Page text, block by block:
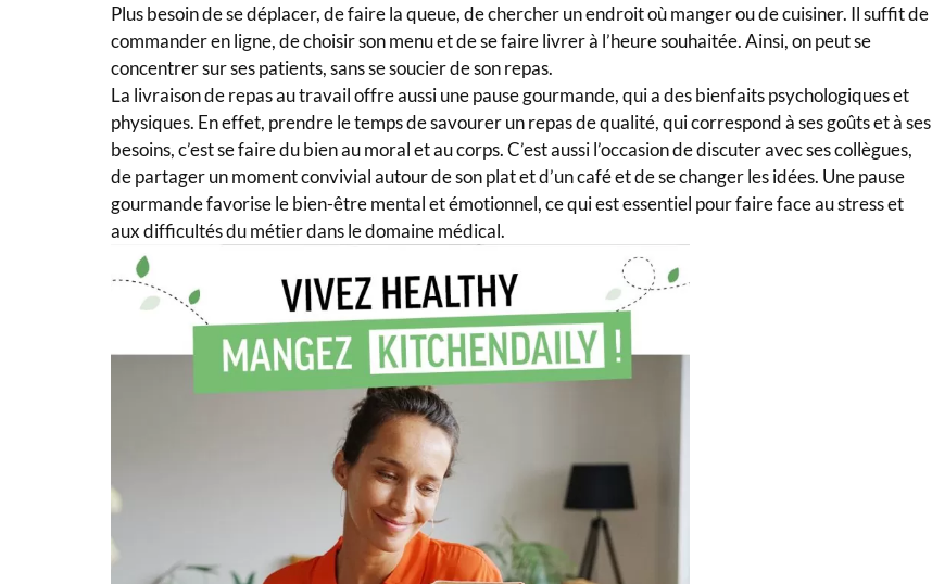
Plus besoin de se déplacer, de faire la queue, de chercher un endroit où manger ou de cuisiner. Il suffit de
commander en ligne, de choisir son menu et de se faire livrer à l’heure souhaitée. Ainsi, on peut se
concentrer sur ses patients, sans se soucier de son repas.
La livraison de repas au travail offre aussi une pause gourmande, qui a des bienfaits psychologiques et
physiques. En effet, prendre le temps de savourer un repas de qualité, qui correspond à ses goûts et à ses
besoins, c’est se faire du bien au moral et au corps. C’est aussi l’occasion de discuter avec ses collègues,
de partager un moment convivial autour de son plat et d’un café et de se changer les idées. Une pause
gourmande favorise le bien-être mental et émotionnel, ce qui est essentiel pour faire face au stress et
aux difficultés du métier dans le domaine médical.